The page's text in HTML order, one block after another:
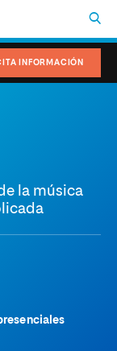
INFORMACIÓN
la música